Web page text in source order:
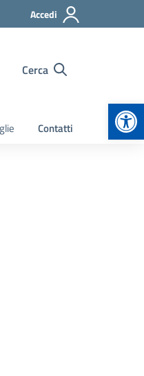
Accedi
Cerca
Contatti